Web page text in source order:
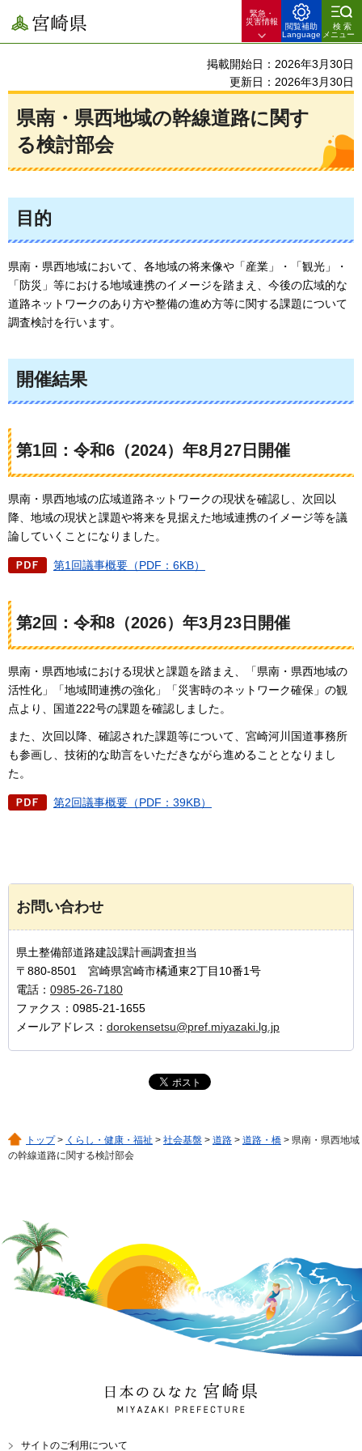
宮崎県
緊急・
災害情報
閲覧補助
Language
検索
メニュー
掲載開始日：2026年3月30日
更新日：2026年3月30日
県南・県西地域の幹線道路に関す
る検討部会
目的
県南・県西地域において、各地域の将来像や「産業」・「観光」・
「防災」等における地域連携のイメージを踏まえ、今後の広域的な
道路ネットワークのあり方や整備の進め方等に関する課題について
調査検討を行います。
開催結果
第1回：令和6（2024）年8月27日開催
県南・県西地域の広域道路ネットワークの現状を確認し、次回以
降、地域の現状と課題や将来を見据えた地域連携のイメージ等を議
論していくことになりました。
第1回議事概要（PDF：6KB）
第2回：令和8（2026）年3月23日開催
県南・県西地域における現状と課題を踏まえ、「県南・県西地域の
活性化」「地域間連携の強化」「災害時のネットワーク確保」の観
点より、国道222号の課題を確認しました。
また、次回以降、確認された課題等について、宮崎河川国道事務所
も参画し、技術的な助言をいただきながら進めることとなりまし
た。
第2回議事概要（PDF：39KB）
お問い合わせ
県土整備部道路建設課計画調査担当
〒880-8501 宮崎県宮崎市橘通東2丁目10番1号
電話： 0985-26-7180
ファクス：0985-21-1655
メールアドレス： dorokensetsu@pref.miyazaki.lg.jp
トップ> くらし・健康・福祉 > 社会基盤 > 道路 > 道路・橋 > 県南・県西地域
の幹線道路に関する検討部会
日本のひなた 宮崎県
MIYAZAKI PREFECTURE
サイトのご利用について